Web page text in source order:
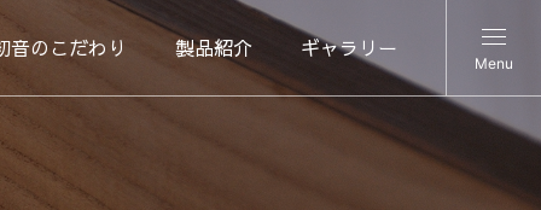
音のこだわり 製品紹介 ギャラリー
Menu